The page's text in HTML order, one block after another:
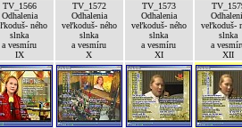
TV_1566
Odhalenia
ného
slnka
a vesmíru
IX
TV_1572
Odhalenia
veľkoduš- ného
slnka
a vesmíru
X
TV_1573
Odhalenia
veľkoduš- ného
slnka
a vesmíru
XI
veľkoduš-
slnka
a
XII